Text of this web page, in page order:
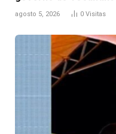
agosto 5, 2026 0 Visitas